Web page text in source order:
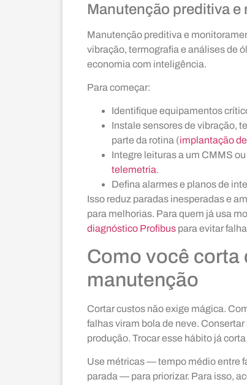
Manutenção preditiva
Manutenção preditiva e
vibração, termografia e análises de
economia com inteligência.
Para começar:
Identifique equipamentos
Instale sensores de vibração,
parte da rotina (implantação
Integre leituras a um CMMS
telemetria.
Defina alarmes e planos de
Isso reduz paradas inesperadas e
para melhorias. Para quem já usa
diagnóstico Profibus para evitar
Como você
manutenção
Cortar custos não exige mágica.
falhas viram bola de neve.
produção. Trocar esse hábito já
Use métricas — tempo médio entre
parada — para priorizar. Para isso,